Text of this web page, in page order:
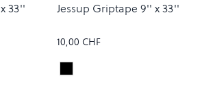
33'' Jessup Griptape 9'' x 33''
10,00 CHF
Colour
Black